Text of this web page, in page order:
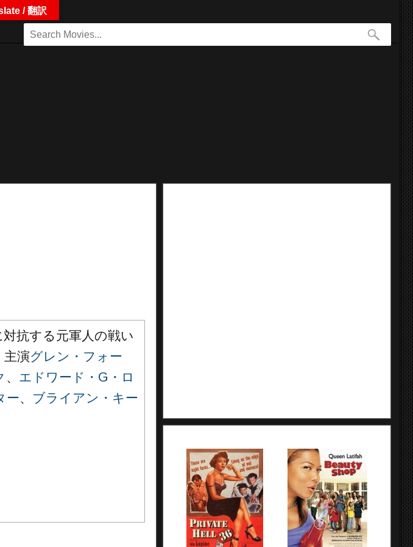
抗する元軍人の戦い
主演グレン・フォー
、 エドワード・G・ロ
ー、 ブライアン・キー
/ 翻訳